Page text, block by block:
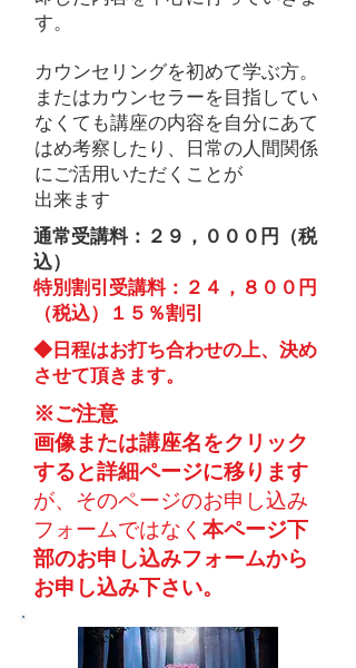
す。
カウンセリングを初めて学ぶ方。
またはカウンセラーを目指してい
なくても講座の内容を自分にあて
はめ考察したり、日常の人間関係
にご活用いただくことが
出来ます
通常受講料：２９，０００円（税
込）
特別割引受講料：２４，８００円
（税込）１５％割引
​◆日程はお打ち合わせの上、決め
させて頂きます。
※ご注意
画像または講座名をクリック
すると詳細ページに移ります
が、​そのページのお申し込み
フォームではなく 本ページ下
部のお申し込みフォームから
お申し込み下さい。